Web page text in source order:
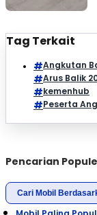
Tag Terkait
Angkutan
Arus Balik
kemenhub
Peserta
Pencarian
Cari Mobil